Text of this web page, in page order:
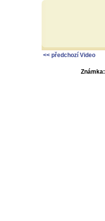
<< předchozí Video
Známka: